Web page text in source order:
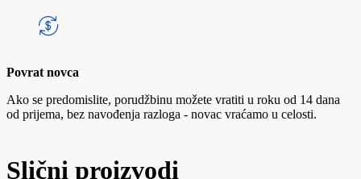
Povrat novca
Ako se predomislite, porudžbinu možete vratiti u roku od 14 dana
od prijema, bez navođenja razloga - novac vraćamo u celosti.
Slični proizvodi